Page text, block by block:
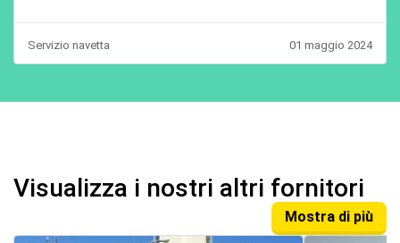
Servizio navetta 01 maggio 2024
Visualizza i nostri altri fornitori
Mostra di più